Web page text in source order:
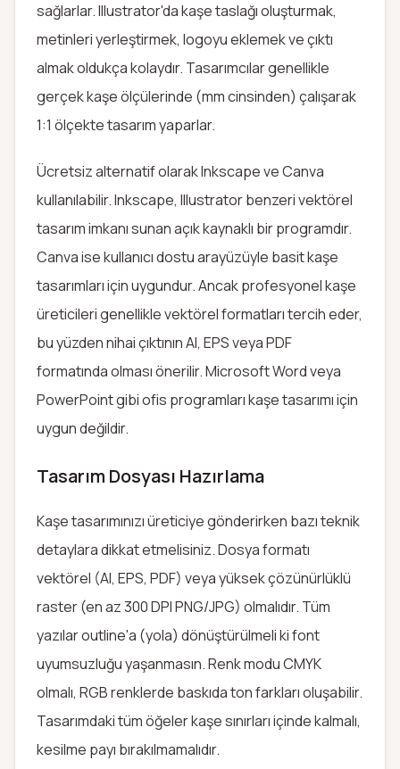
sağlarlar. Illustrator'da kaşe taslağı oluşturmak,
metinleri yerleştirmek, logoyu eklemek ve çıktı
almak oldukça kolaydır. Tasarımcılar genellikle
gerçek kaşe ölçülerinde (mm cinsinden) çalışarak
1:1 ölçekte tasarım yaparlar.
Ücretsiz alternatif olarak Inkscape ve Canva
kullanılabilir. Inkscape, Illustrator benzeri vektörel
tasarım imkanı sunan açık kaynaklı bir programdır.
Canva ise kullanıcı dostu arayüzüyle basit kaşe
tasarımları için uygundur. Ancak profesyonel kaşe
üreticileri genellikle vektörel formatları tercih eder,
bu yüzden nihai çıktının AI, EPS veya PDF
formatında olması önerilir. Microsoft Word veya
PowerPoint gibi ofis programları kaşe tasarımı için
uygun değildir.
Tasarım Dosyası Hazırlama
Kaşe tasarımınızı üreticiye gönderirken bazı teknik
detaylara dikkat etmelisiniz. Dosya formatı
vektörel (AI, EPS, PDF) veya yüksek çözünürlüklü
raster (en az 300 DPI PNG/JPG) olmalıdır. Tüm
yazılar outline'a (yola) dönüştürülmeli ki font
uyumsuzluğu yaşanmasın. Renk modu CMYK
olmalı, RGB renklerde baskıda ton farkları oluşabilir.
Tasarımdaki tüm öğeler kaşe sınırları içinde kalmalı,
kesilme payı bırakılmamalıdır.